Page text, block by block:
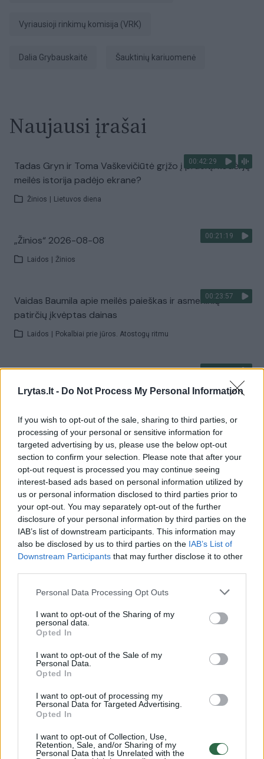
Lrytas.lt - Do Not Process My Personal Information
If you wish to opt-out of the sale, sharing to third parties, or
processing of your personal or sensitive information for
targeted advertising by us, please use the below opt-out
section to confirm your selection. Please note that after your
opt-out request is processed you may continue seeing
interest-based ads based on personal information utilized by
us or personal information disclosed to third parties prior to
your opt-out. You may separately opt-out of the further
disclosure of your personal information by third parties on the
IAB’s list of downstream participants. This information may
also be disclosed by us to third parties on the IAB’s List of
Downstream Participants that may further disclose it to other
Personal Data Processing Opt Outs
I want to opt-out of the Sharing of my
personal data.
Opted In
I want to opt-out of the Sale of my
Personal Data.
Opted In
I want to opt-out of processing my
Personal Data for Targeted Advertising.
Opted In
I want to opt-out of Collection, Use,
Retention, Sale, and/or Sharing of my
Personal Data that Is Unrelated with the
Vyriausioji rinkimų komisija (VRK)
Dalia Grybauskaitė šauktinių kariuomenė
Naujausi įrašai
00:42:29
Tadas Gryn ir Toma Vaškevičiūtė grįžo į praeitį: kodėl jų
meilės istorija padėjo ekrane?
Žinios Lietuvos diena
00:21:19
„Žinios“ 2026-08-08
Laidos Žinios
00:23:57
Vaidas Baumila apie meilės paieškas ir asmeninių
patirčių įkvėptas dainas
Laidos Pokalbiai prie jūros. Atostogų ritmu
00:00:40
pastebėti virš karinės bazės
Visi įrašai
Žiūrimiausi įrašai
00:00:30
Vaizdai iš tragiškos avarijos Vilniaus r.: dviejų moterų ir
vaiko gyvybių išgelbėti nepavyko
00:00:57
Savaitės vidurys nusimato karštas: temperatūra kils iki
32 laipsnių šilumos
Žinios | Orai
V. Zalužno pasisakymą laiko bandymu įsitvirtinti
Ukrainos politikoje: jis yra neteisus